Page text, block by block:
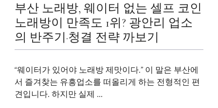
부산 노래방, 웨이터 없는 셀프 코인
노래방이 만족도 1위? 광안리 업소
의 반주기·청결 전략 까보기
“웨이터가 있어야 노래방 제맛이다.” 이 말은 부산에
서 즐겨찾는 유흥업소를 떠올리게 하는 전형적인 편
견입니다. 하지만 실제 ...